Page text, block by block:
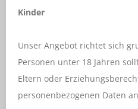
Kinder
Unser Angebot richtet sich
Personen unter 18 Jahren
Eltern oder
personenbezogenen Daten